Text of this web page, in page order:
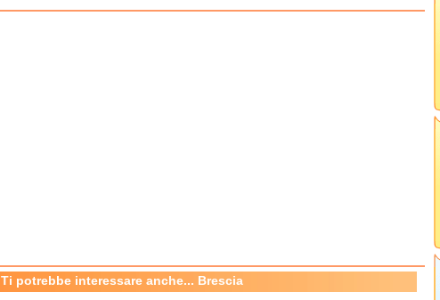
Ti potrebbe interessare anche... Brescia